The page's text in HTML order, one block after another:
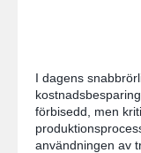
I dagens
förbisedd, men
användningen av